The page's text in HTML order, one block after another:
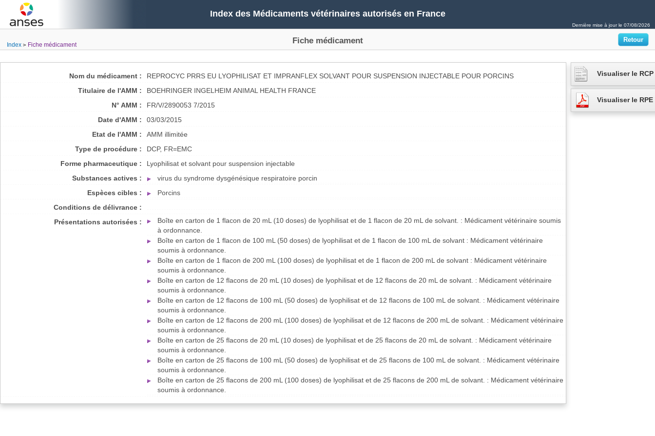
Index des Médicaments vétérinaires autorisés en France
Dernière mise à jour le 07/08/2026
Index Fiche médicament Fiche médicament
Nom du médicament :
REPROCYC PRRS EU LYOPHILISAT ET IMPRANFLEX SOLVANT POUR SUSPENSION INJECTABLE POUR PORCINS
Titulaire de l'AMM :
BOEHRINGER INGELHEIM ANIMAL HEALTH FRANCE
N° AMM :
FR/V/2890053 7/2015
Date d'AMM :
03/03/2015
Etat de l'AMM :
AMM illimitée
Type de procédure :
DCP, FR=EMC
Forme pharmaceutique :
Lyophilisat et solvant pour suspension injectable
Substances actives :
virus du syndrome dysgénésique respiratoire porcin
Espèces cibles :
Porcins
Conditions de délivrance :
Présentations autorisées :
Boîte en carton de 1 flacon de 20 mL (10 doses) de lyophilisat et de 1 flacon de 20 mL de solvant. : Médicament vétérinaire soumis
à ordonnance.
Boîte en carton de 1 flacon de 100 mL (50 doses) de lyophilisat et de 1 flacon de 100 mL de solvant : Médicament vétérinaire
soumis à ordonnance.
Boîte en carton de 1 flacon de 200 mL (100 doses) de lyophilisat et de 1 flacon de 200 mL de solvant : Médicament vétérinaire
soumis à ordonnance.
Boîte en carton de 12 flacons de 20 mL (10 doses) de lyophilisat et de 12 flacons de 20 mL de solvant. : Médicament vétérinaire
soumis à ordonnance.
Boîte en carton de 12 flacons de 100 mL (50 doses) de lyophilisat et de 12 flacons de 100 mL de solvant. : Médicament vétérinaire
soumis à ordonnance.
Boîte en carton de 12 flacons de 200 mL (100 doses) de lyophilisat et de 12 flacons de 200 mL de solvant. : Médicament vétérinaire
soumis à ordonnance.
Boîte en carton de 25 flacons de 20 mL (10 doses) de lyophilisat et de 25 flacons de 20 mL de solvant. : Médicament vétérinaire
soumis à ordonnance.
Boîte en carton de 25 flacons de 100 mL (50 doses) de lyophilisat et de 25 flacons de 100 mL de solvant. : Médicament vétérinaire
soumis à ordonnance.
Boîte en carton de 25 flacons de 200 mL (100 doses) de lyophilisat et de 25 flacons de 200 mL de solvant. : Médicament vétérinaire
soumis à ordonnance.
Visualiser le RCP
Visualiser le RPE